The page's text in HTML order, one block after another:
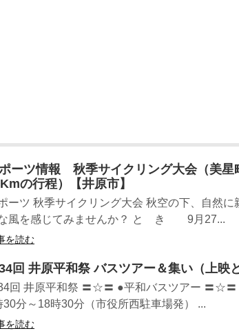
ーツ情報 秋季サイクリング大会（美星
の行程）【井原市】
ーツ 秋季サイクリング大会 秋空の下、自然
風を感じてみませんか？ と き 9月27...
を読む
回 井原平和祭 バスツアー＆集い（上映
回 井原平和祭 〓☆〓 ●平和バスツアー 〓
30分～18時30分（市役所西駐車場発） ...
を読む